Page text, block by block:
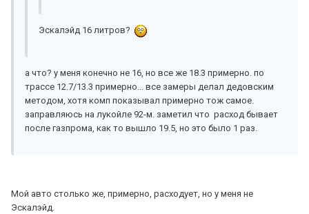
Эскалэйд 16 литров?
а что? у меня конечно не 16, но все же 18.3 примерно. по
трассе 12.7/13.3 примерно... все замеры делал дедовским
методом, хотя комп показывал примерно тож самое.
заправляюсь на лукойле 92-м. заметил что расход бывает
после газпрома, как то вышло 19.5, но это было 1 раз.
Мой авто столько же, примерно, расходует, но у меня не
Эскалэйд.